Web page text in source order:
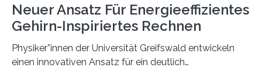
Neuer Ansatz Für Energieeffizientes
Gehirn-Inspiriertes Rechnen
Physiker*innen der Universität Greifswald entwickeln
einen innovativen Ansatz für ein deutlich